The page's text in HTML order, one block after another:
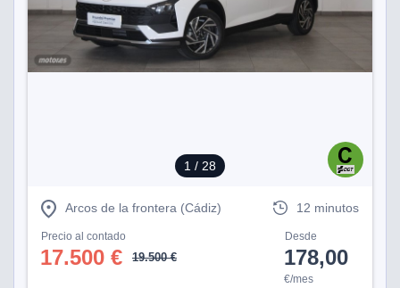
1 / 28
Arcos de la frontera (Cádiz) 12 minutos
Precio al contado
17.500 € 19.500 €
Desde
178,00
€/mes